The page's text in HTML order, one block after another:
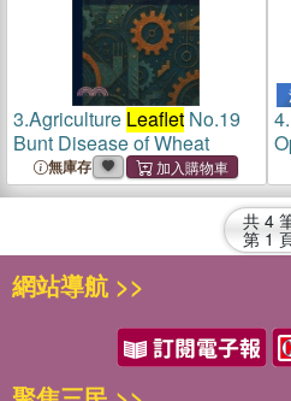
3.Agriculture Leaflet No.19
Bunt Disease of Wheat
無庫存
4.
共 4
第 1
網站導航 >>